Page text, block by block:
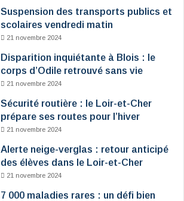
Suspension des transports publics et
scolaires vendredi matin
21 novembre 2024
Disparition inquiétante à Blois : le
corps d’Odile retrouvé sans vie
21 novembre 2024
Sécurité routière : le Loir-et-Cher
prépare ses routes pour l’hiver
21 novembre 2024
Alerte neige-verglas : retour anticipé
des élèves dans le Loir-et-Cher
21 novembre 2024
7 000 maladies rares : un défi bien